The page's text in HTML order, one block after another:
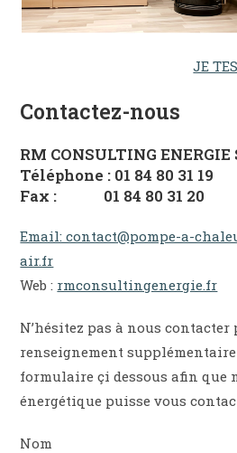
JE
Contactez-nous
RM CONSULTING ENERGIE
Téléphone : 01 84 80 31 19
Fax : 01 84 80 31 20
Email: contact@pompe-a-
air.fr
Web : rmconsultingenergie.fr
N’hésitez pas à nous contacter
renseignement
formulaire çi dessous afin que
énergétique puisse vous
Nom